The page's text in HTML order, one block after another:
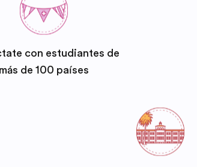
con estudiantes de
más de 100 países